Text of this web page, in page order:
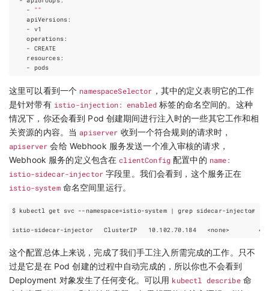
    -
""
这里可以看到一个 namespaceSelector ，其中的定义表明它的工作
是针对带有 istio-injection: enabled 标签的命名空间的。这种
情况下，你还会看到 Pod 创建期间进行注入时的一些其它工作和相
关资源的内容。当 apiserver 收到一个符合规则的请求时，
apiserver 会给 Webhook 服务发送一个准入审核的请求，
Webhook 服务的定义包含在clientConfig 配置中的 name:
istio-sidecar-injector 字段里。我们会看到，这个服务正在
istio-system命名空间里运行。
$ kubectl get svc --namespace=istio-system |
这个配置总体上来说，完成了我们手工注入所需完成的工作。只不
过是它是在 Pod 创建的过程中自动完成的，所以你也不会看到
Deployment 对象发生了任何变化。可以用 kubectl describe命